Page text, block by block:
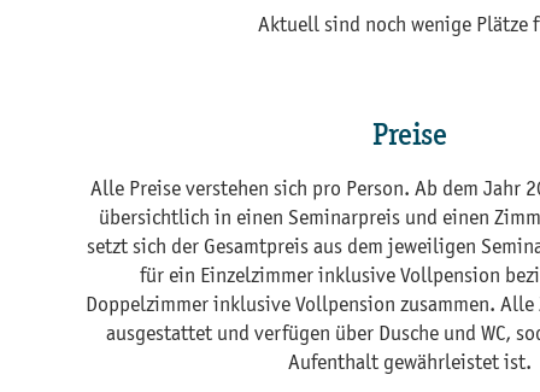
Aktuell sind noch wenige Plätze
Preise
Alle Preise verstehen sich pro Person. Ab dem Jahr
übersichtlich in einen Seminarpreis und einen
setzt sich der Gesamtpreis aus dem jeweiligen
für ein Einzelzimmer inklusive Vollpension
Doppelzimmer inklusive Vollpension zusammen.
ausgestattet und verfügen über Dusche und WC,
Aufenthalt gewährleistet ist.